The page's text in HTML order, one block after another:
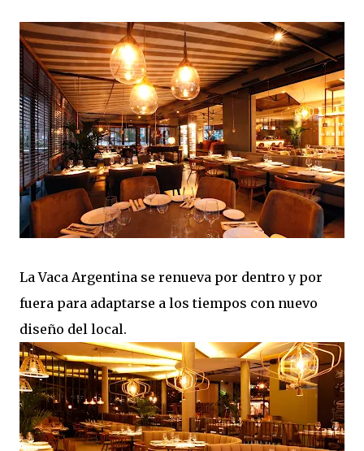
La Vaca Argentina se renueva por dentro y por
fuera para adaptarse a los tiempos con nuevo
diseño del local.